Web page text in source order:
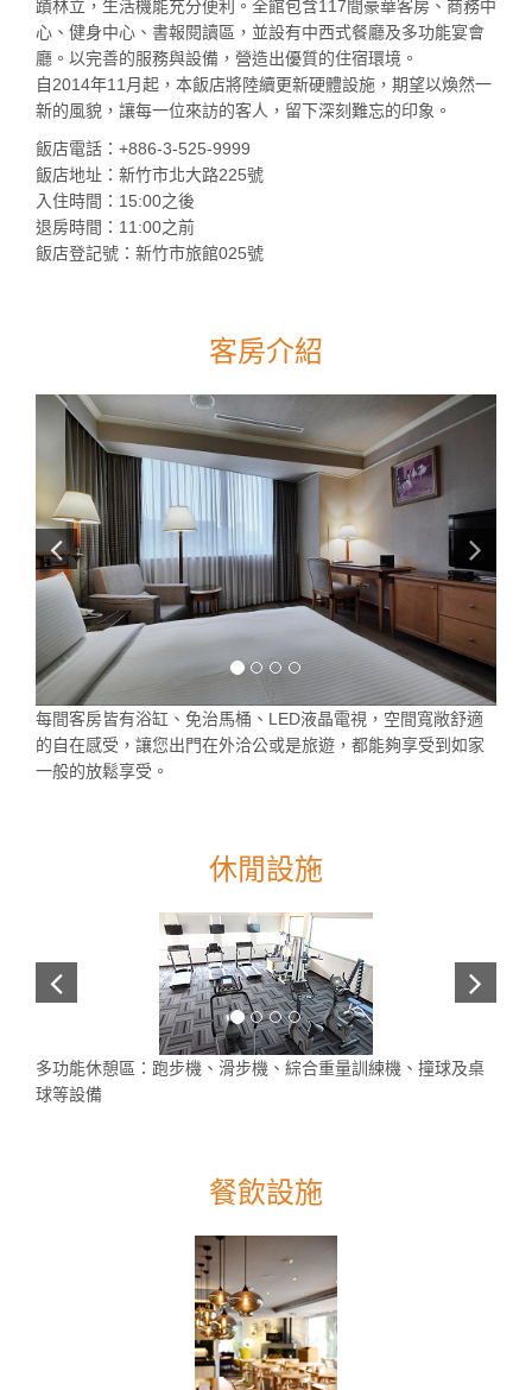
蹟林立，生活機能充分便利。全館包含117間豪華客房、商務中
心、健身中心、書報閱讀區，並設有中西式餐廳及多功能宴會
廳。以完善的服務與設備，營造出優質的住宿環境。
自2014年11月起，本飯店將陸續更新硬體設施，期望以煥然一
新的風貌，讓每一位來訪的客人，留下深刻難忘的印象。
飯店電話：+886-3-525-9999
飯店地址：新竹市北大路225號
入住時間：15:00之後
退房時間：11:00之前
飯店登記號：新竹市旅館025號
客房介紹
每間客房皆有浴缸、免治馬桶、LED液晶電視，空間寬敞舒適
的自在感受，讓您出門在外洽公或是旅遊，都能夠享受到如家
一般的放鬆享受。
休閒設施
多功能休憩區：跑步機、滑步機、綜合重量訓練機、撞球及桌
球等設備
餐飲設施